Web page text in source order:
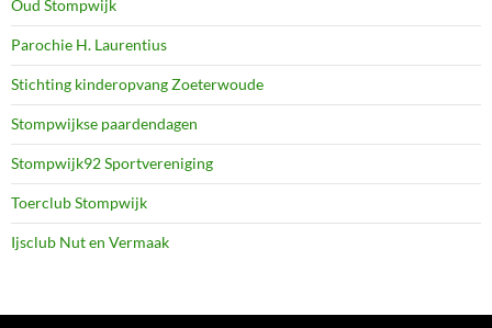
Oud Stompwijk
Parochie H. Laurentius
Stichting kinderopvang Zoeterwoude
Stompwijkse paardendagen
Stompwijk92 Sportvereniging
Toerclub Stompwijk
Ijsclub Nut en Vermaak